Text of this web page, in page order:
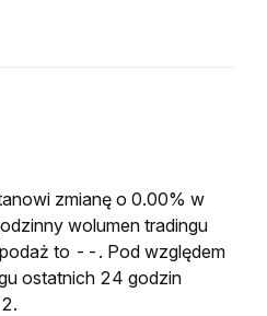
zmianę o 0.00% w
wolumen tradingu
to --. Pod względem
ostatnich 24 godzin